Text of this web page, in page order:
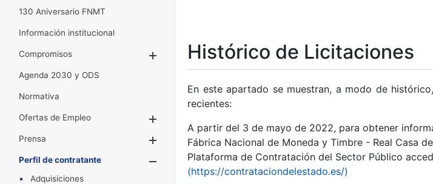
130 Aniversario FNMT
Información institucional
Compromisos
Mostrar/Ocultar
Agenda 2030 y ODS
Normativa
Ofertas de Empleo
Prensa
Mostrar/Ocultar
Perfil de contratante
Mostrar/Ocultar
Adquisiciones
Histórico de Licitaciones
En este apartado se muestran, a modo de
recientes:
A partir del 3 de mayo de 2022, para obtener
Fábrica Nacional de Moneda y Timbre - Real Casa
Plataforma de Contratación del Sector Público
(https://contrataciondelestado.es/)